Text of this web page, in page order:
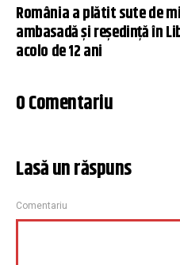
România a plătit sute de
ambasadă și reședință în
acolo de 12 ani
0 Comentariu
Lasă un răspuns
Comentariu